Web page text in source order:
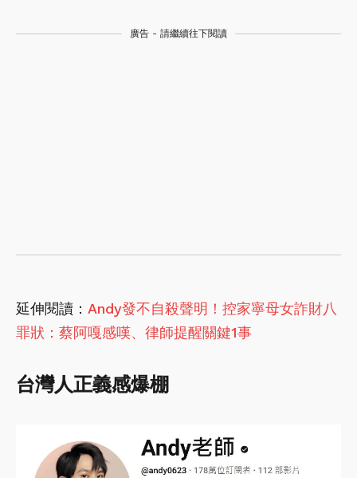
廣告 - 請繼續往下閱讀
延伸閱讀： Andy發不自殺聲明！控家寧母女詐財八
罪狀：蔡阿嘎感嘆、律師提醒關鍵1事
台灣人正義感爆棚